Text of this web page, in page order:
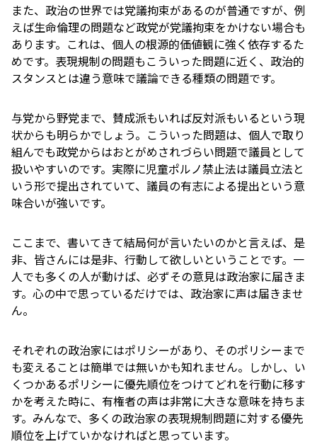
また、政治の世界では党議拘束があるのが普通ですが、例
えば生命倫理の問題など政党が党議拘束をかけない場合も
あります。これは、個人の根源的価値観に強く依存するた
めです。表現規制の問題もこういった問題に近く、政治的
スタンスとは違う意味で議論できる種類の問題です。
与党から野党まで、賛成派もいれば反対派もいるという現
状からも明らかでしょう。こういった問題は、個人で取り
組んでも政党からはおとがめされづらい問題で議員として
扱いやすいのです。実際に児童ポルノ禁止法は議員立法と
いう形で提出されていて、議員の有志による提出という意
味合いが強いです。
ここまで、書いてきて結局何が言いたいのかと言えば、是
非、皆さんには是非、行動して欲しいということです。一
人でも多くの人が動けば、必ずその意見は政治家に届きま
す。心の中で思っているだけでは、政治家に声は届きませ
ん。
それぞれの政治家にはポリシーがあり、そのポリシーまで
も変えることは簡単では無いかも知れません。しかし、い
くつかあるポリシーに優先順位をつけてどれを行動に移す
かを考えた時に、有権者の声は非常に大きな意味を持ちま
す。みんなで、多くの政治家の表現規制問題に対する優先
順位を上げていかなければと思っています。